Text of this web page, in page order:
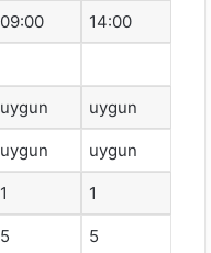
09:00 14:00
uygun uygun
uygun uygun
1 1
5 5